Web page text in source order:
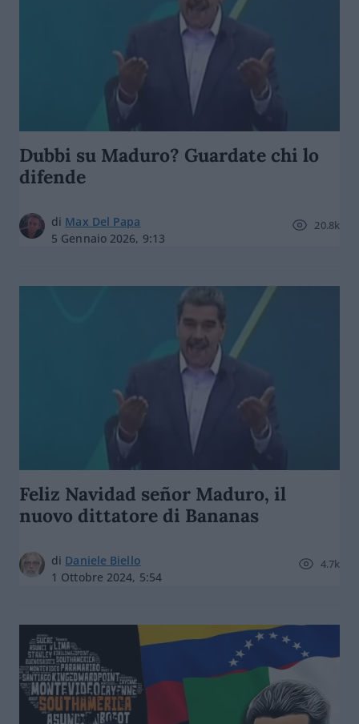
Dubbi su Maduro? Guardate chi lo
difende
di Max Del Papa
5 Gennaio 2026, 9:13
20.8k
Feliz Navidad señor Maduro, il
nuovo dittatore di Bananas
di Daniele Biello
1 Ottobre 2024, 5:54
4.7k